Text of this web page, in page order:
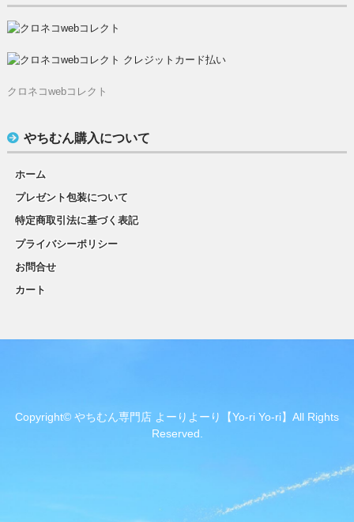
クロネコwebコレクト
やちむん購入について
ホーム
プレゼント包装について
特定商取引法に基づく表記
プライバシーポリシー
お問合せ
カート
Copyright© やちむん専門店 よーりよーり【Yo-ri Yo-ri】All Rights
Reserved.